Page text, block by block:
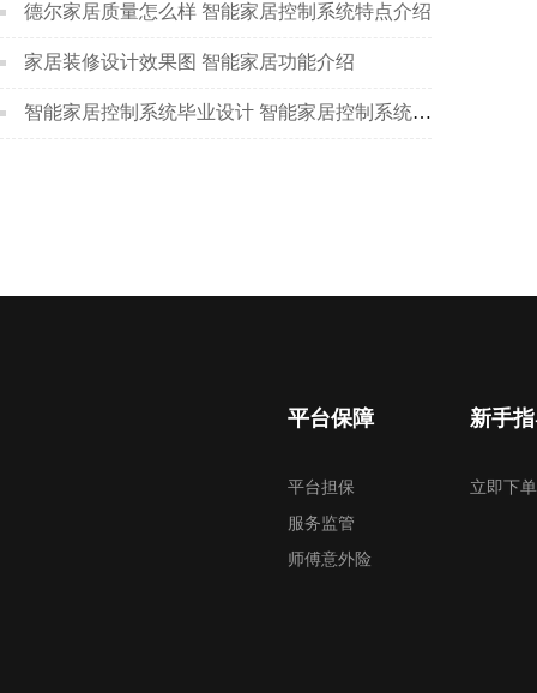
德尔家居质量怎么样 智能家居控制系统特点介绍
家居装修设计效果图 智能家居功能介绍
智能家居控制系统毕业设计 智能家居控制系统工作原理介绍
平台保障
平台担保
服务监管
师傅意外险
新手
立即下单